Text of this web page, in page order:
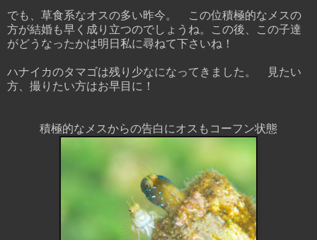
でも、草食系なオスの多い昨今。 この位積極的なメスの
方が結婚も早く成り立つのでしょうね。この後、この子達
がどうなったかは明日私に尋ねて下さいね！
ハナイカのタマゴは残り少なになってきました。 見たい
方、撮りたい方はお早目に！
積極的なメスからの告白にオスもコーフン状態